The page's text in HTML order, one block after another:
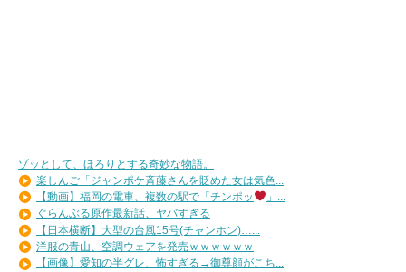
ゾッとして、ほろりとする奇妙な物語。
楽しんご「ジャンポケ斉藤さんを貶めた女は気色...
【動画】福岡の電車、複数の駅で「チンポッ
」...
ぐらんぶる原作最新話、ヤバすぎる
【日本横断】大型の台風15号(チャンホン)…...
洋服の青山、空調ウェアを発売ｗｗｗｗｗｗ
【画像】愛知の半グレ、怖すぎる→御尊顔がこち...